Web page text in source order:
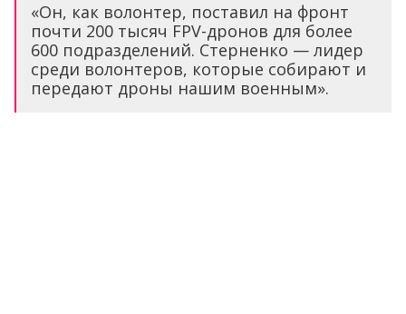
«Он, как волонтер, поставил на фронт
почти 200 тысяч FPV-дронов для более
600 подразделений. Стерненко — лидер
среди волонтеров, которые собирают и
передают дроны нашим военным».